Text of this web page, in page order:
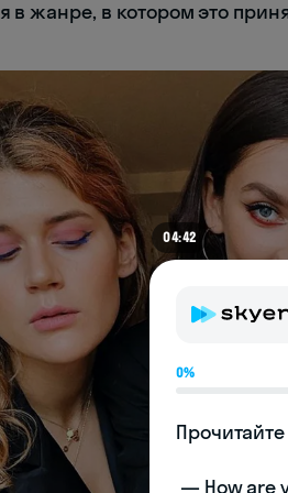
в жанре, в котором это
04:42
0%